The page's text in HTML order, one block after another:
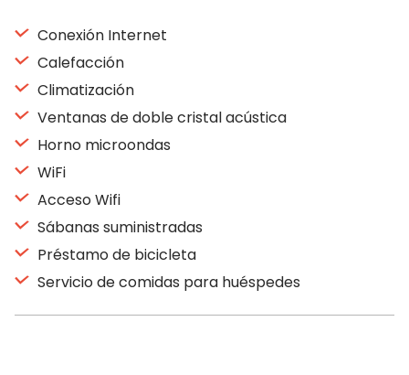
Conexión Internet
Calefacción
Climatización
Ventanas de doble cristal acústica
Horno microondas
WiFi
Acceso Wifi
Sábanas suministradas
Préstamo de bicicleta
Servicio de comidas para huéspedes